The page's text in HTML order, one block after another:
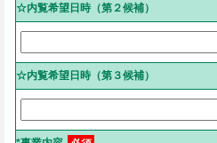
☆内覧希望日時（第２候補）
☆内覧希望日時（第３候補）